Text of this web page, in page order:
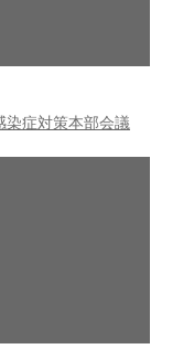
染症対策本部会議